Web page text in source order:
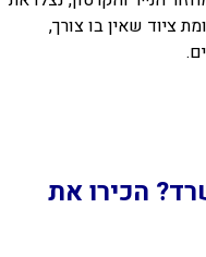
ציוד שאין בו צורך,
הכירו את